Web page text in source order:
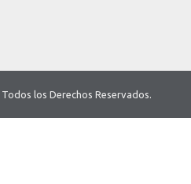
los Derechos Reservados.